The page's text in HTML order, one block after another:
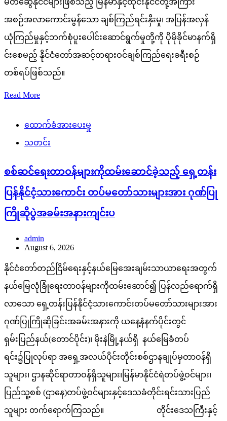
မိတ်ဆွေနိုင်ငံများဖြစ်သည့် မြန်မာနှင့်ထိုင်းနိုင်ငံတို့အကြား
အစဉ်အလာကောင်းမွန်သော ချစ်ကြည်ရင်းနှီးမှု၊ အပြန်အလှန်
ယုံကြည်မှုနှင့်ဘက်စုံပူးပေါင်းဆောင်ရွက်မှုတို့ကို ပိုမိုခိုင်မာနက်ရှိ
င်းစေမည့် နိုင်ငံတော်အဆင့်တရားဝင်ချစ်ကြည်ရေးခရီးစဉ်
တစ်ရပ်ဖြစ်သည်။
Read More
ထောက်ခံအားပေးမှု
သတင်း
စစ်ဆင်ရေးတာဝန်များကိုထမ်းဆောင်ခဲ့သည့် ရှေ့တန်း
ပြန်နိုင်ငံ့သားကောင်း တပ်မတော်သားများအား ဂုဏ်ပြု
ကြိုဆိုပွဲအခမ်းအနားကျင်းပ
admin
August 6, 2026
နိုင်ငံတော်တည်ငြိမ်ရေးနှင့်နယ်မြေအေးချမ်းသာယာရေးအတွက်
နယ်မြေလုံခြုံရေးတာဝန်များကိုထမ်းဆောင်၍ ပြန်လည်ရောက်ရှိ
လာသော ရှေ့တန်းပြန်နိုင်ငံ့သားကောင်းတပ်မတော်သားများအား
ဂုဏ်ပြုကြိုဆိုခြင်းအခမ်းအနားကို ယနေ့နံနက်ပိုင်းတွင်
ရှမ်းပြည်နယ်(တောင်ပိုင်း)၊ မိုးနဲမြို့နယ်ရှိ နယ်မြေခံတပ်
ရင်း၌ပြုလုပ်ရာ အရှေ့အလယ်ပိုင်းတိုင်းစစ်ဌာနချုပ်မှတာဝန်ရှိ
သူများ၊ ဌာနဆိုင်ရာတာဝန်ရှိသူများ၊မြန်မာနိုင်ငံရဲတပ်ဖွဲ့ဝင်များ၊
ပြည်သူ့စစ် (ဌာနေ)တပ်ဖွဲ့ဝင်များနှင့်ဒေသခံတိုင်းရင်းသားပြည်
သူများ တက်ရောက်ကြသည်။ တိုင်းဒေသကြီးနှင့်